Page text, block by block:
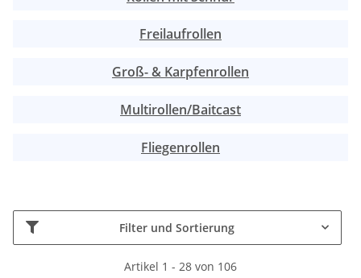
Freilaufrollen
Groß- & Karpfenrollen
Multirollen/Baitcast
Fliegenrollen
Filter und Sortierung
Artikel 1 - 28 von 106